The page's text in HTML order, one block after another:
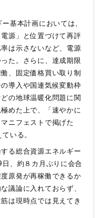
基本計画においては、
源」と位置づけて再評
は示さないなど、電源
た。さらに、達成期限
、固定価格買い取り制
導入や国連気候変動枠
の地球温暖化問題に関
めた上で、「速やかに
ニフェストで掲げた
いる。
る総合資源エネルギー
、約８カ月ぶりに会合
原発が再稼働できるか
議論に入れておらず、
は現時点では見えてき